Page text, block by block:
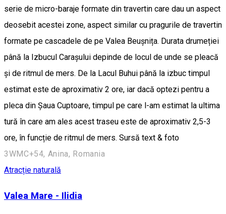
serie de micro-baraje formate din travertin care dau un aspect
deosebit acestei zone, aspect similar cu pragurile de travertin
formate pe cascadele de pe Valea Beușnița. Durata drumeției
până la Izbucul Carașului depinde de locul de unde se pleacă
și de ritmul de mers. De la Lacul Buhui până la izbuc timpul
estimat este de aproximativ 2 ore, iar dacă optezi pentru a
pleca din Șaua Cuptoare, timpul pe care l-am estimat la ultima
tură în care am ales acest traseu este de aproximativ 2,5-3
ore, în funcție de ritmul de mers. Sursă text & foto
3WMC+54, Anina, Romania
Atracție naturală
Valea Mare - Ilidia